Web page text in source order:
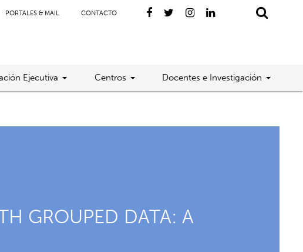
PORTALES & MAIL CONTACTO
Ejecutiva Centros Docentes e Investigación
GROUPED DATA: A